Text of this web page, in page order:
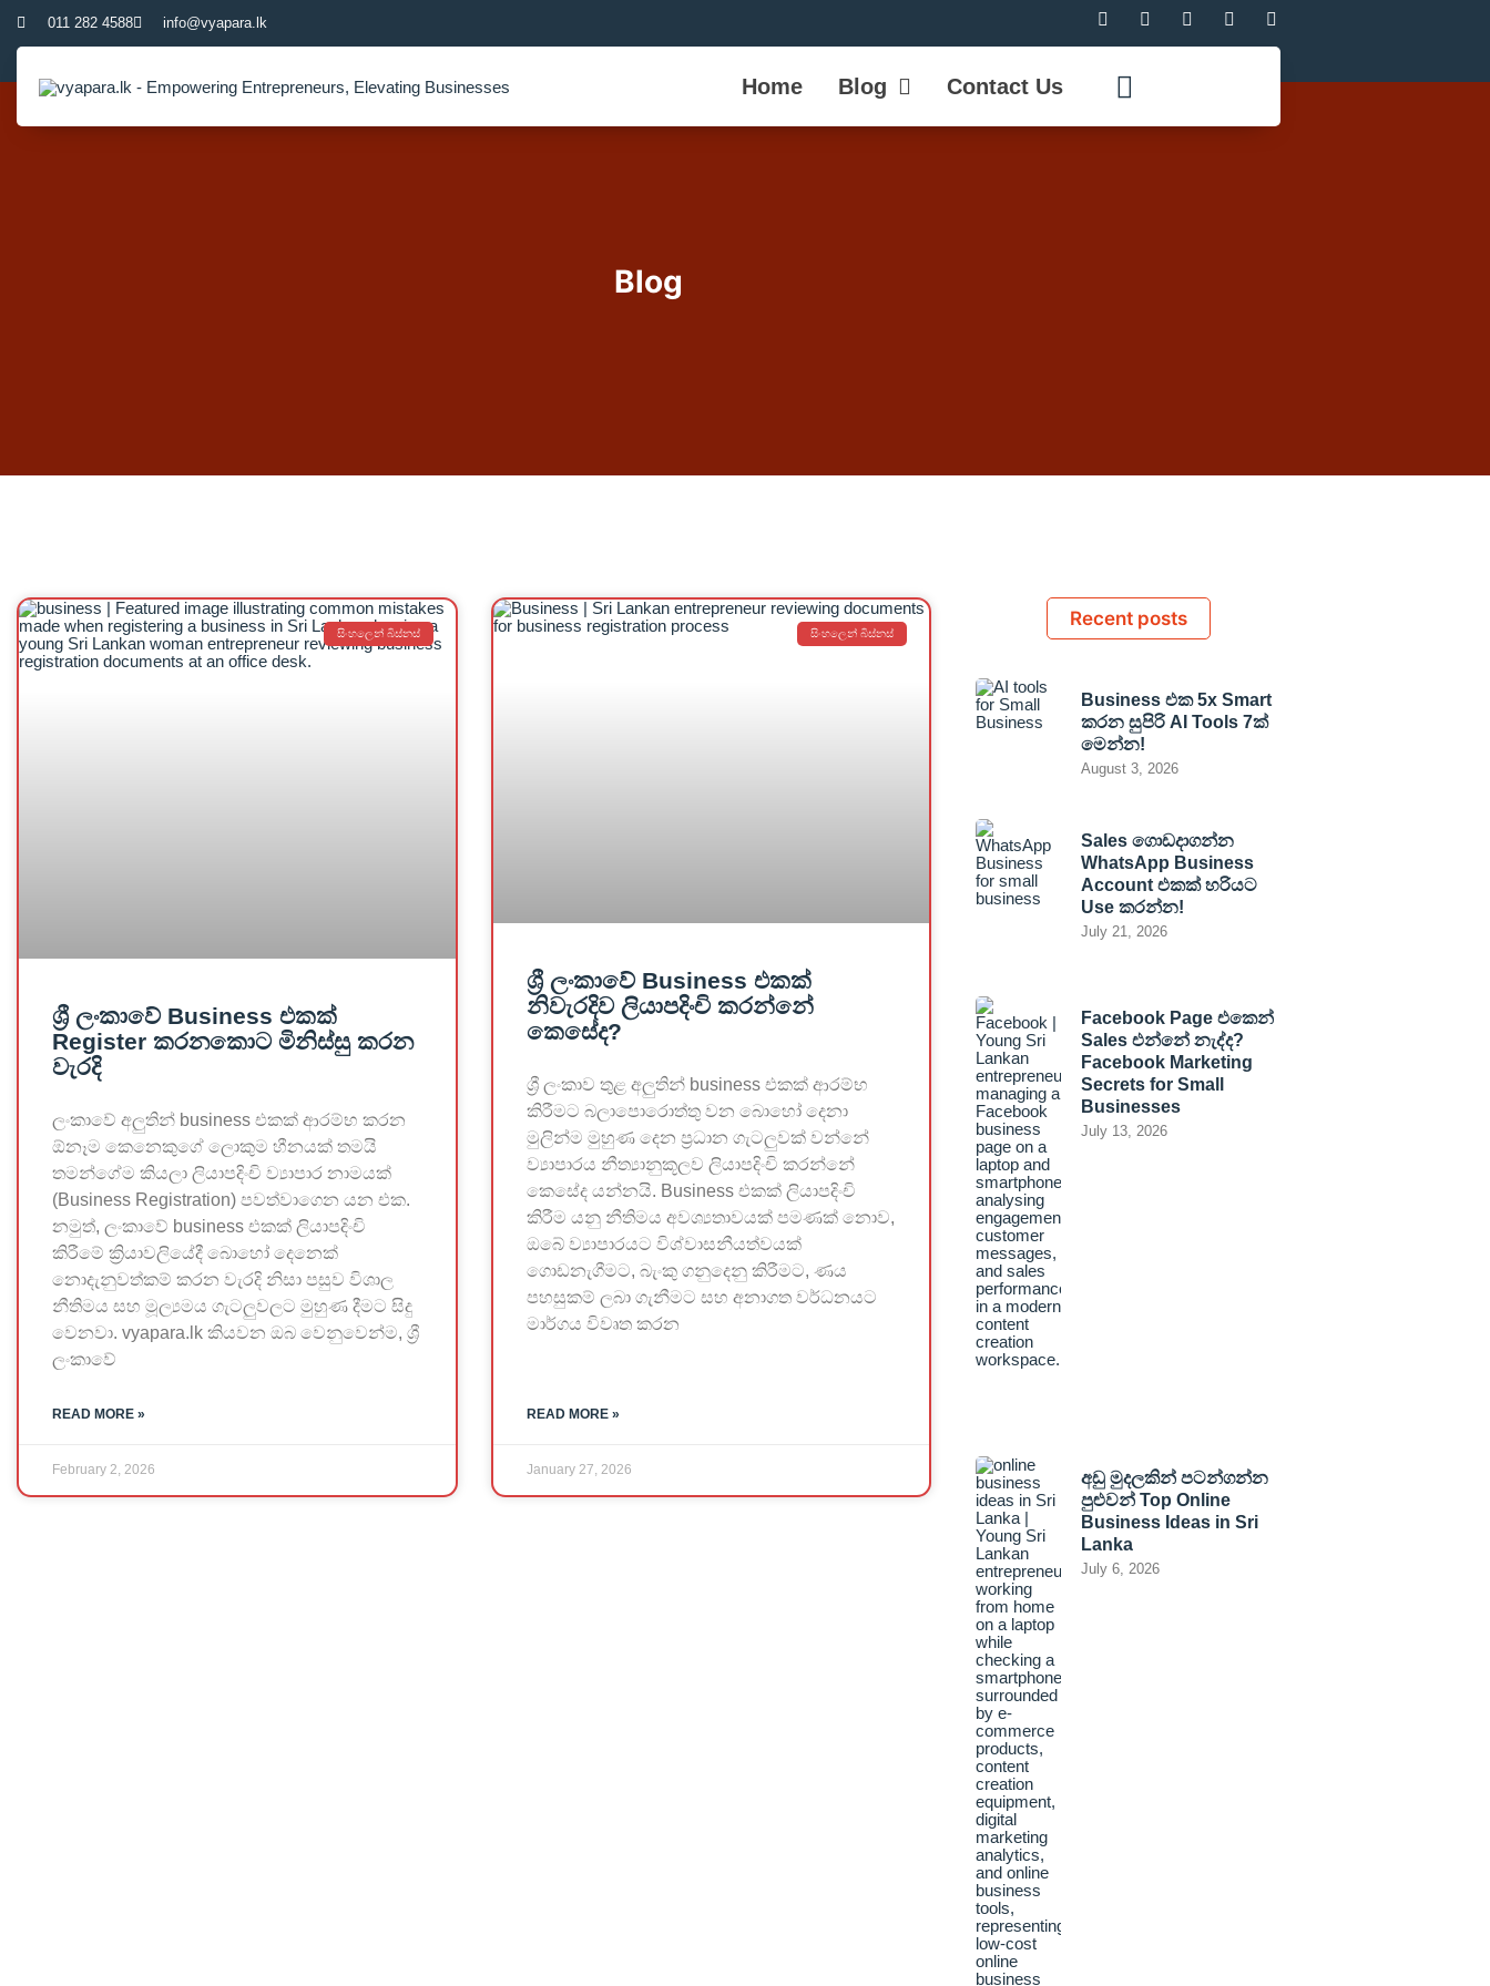
011 282 4588 info@vyapara.lk
Home Blog Contact Us
Blog
සිංහලෙන් බිස්නස්
ශ්‍රී ලංකාවේ Business එකක්
Register කරනකොට මිනිස්සු කරන
වැරදි
ලංකාවේ අලුතින් business එකක් ආරම්භ කරන
ඕනෑම කෙනෙකුගේ ලොකුම හීනයක් තමයි
තමන්ගේම කියලා ලියාපදිංචි ව්‍යාපාර නාමයක්
(Business Registration) පවත්වාගෙන යන එක.
නමුත්, ලංකාවේ business එකක් ලියාපදිංචි
කිරීමේ ක්‍රියාවලියේදී බොහෝ දෙනෙක්
නොදැනුවත්කම් කරන වැරදි නිසා පසුව විශාල
නීතිමය සහ මූල්‍යමය ගැටලුවලට මුහුණ දීමට සිදු
වෙනවා. vyapara.lk කියවන ඔබ වෙනුවෙන්ම, ශ්‍රී
ලංකාවේ
READ MORE »
February 2, 2026
සිංහලෙන් බිස්නස්
ශ්‍රී ලංකාවේ Business එකක්
නිවැරදිව ලියාපදිංචි කරන්නේ
කෙසේද?
ශ්‍රී ලංකාව තුළ අලුතින් business එකක් ආරම්භ
කිරීමට බලාපොරොත්තු වන බොහෝ දෙනා
මුලින්ම මුහුණ දෙන ප්‍රධාන ගැටලුවක් වන්නේ
ව්‍යාපාරය නීත්‍යානුකූලව ලියාපදිංචි කරන්නේ
කෙසේද යන්නයි. Business එකක් ලියාපදිංචි
කිරීම යනු නීතිමය අවශ්‍යතාවයක් පමණක් නොව,
ඔබේ ව්‍යාපාරයට විශ්වාසනීයත්වයක්
ගොඩනැගීමට, බැංකු ගනුදෙනු කිරීමට, ණය
පහසුකම් ලබා ගැනීමට සහ අනාගත වර්ධනයට
මාර්ගය විවෘත කරන
READ MORE »
January 27, 2026
Recent posts
Business එක 5x Smart
කරන සුපිරි AI Tools 7ක්
මෙන්න!
August 3, 2026
Sales ගොඩදාගන්න
WhatsApp Business
Account එකක් හරියට
Use කරන්න!
July 21, 2026
Facebook Page එකෙන්
Sales එන්නේ නැද්ද?
Facebook Marketing
Secrets for Small
Businesses
July 13, 2026
අඩු මුදලකින් පටන්ගන්න
පුළුවන් Top Online
Business Ideas in Sri
Lanka
July 6, 2026